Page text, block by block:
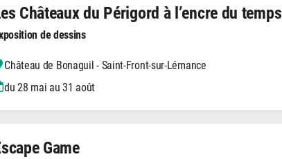
Châteaux du Périgord à l’encre du temps
de dessins
Château de Bonaguil - Saint-Front-sur-Lémance
du 28 mai au 31 août
Game